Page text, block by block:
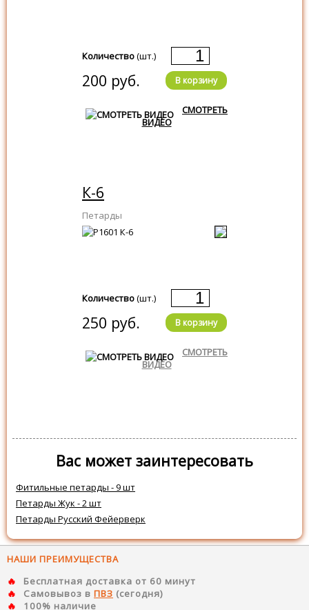
Количество(шт.)
200 руб. В корзину
СМОТРЕТЬ
ВИДЕО
К-6
Петарды
Количество(шт.)
250 руб. В корзину
СМОТРЕТЬ
ВИДЕО
Вас может заинтересовать
Фитильные петарды - 9 шт
Петарды Жук - 2 шт
Петарды Русский Фейерверк
НАШИ ПРЕИМУЩЕСТВА
Бесплатная доставка от 60 минут
Самовывоз в ПВЗ (сегодня)
100% наличие